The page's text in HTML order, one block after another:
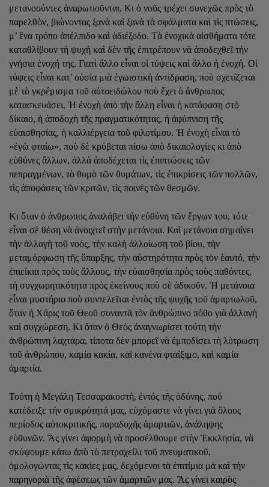
μετανοούντες ἀναρωτιοῦνται. Κι ὁ νοῦς τρέχει συνεχῶς πρὸς τὸ
παρελθὸν, βιώνοντας ξανὰ καὶ ξανὰ τὰ σφάλματα καὶ τὶς πτώσεις,
μ’ ἕνα τρόπο ἀπέλπιδο καὶ ἀδιέξοδο. Τὰ ἐνοχικὰ αἰσθήματα τότε
καταθλίβουν τὴ ψυχὴ καὶ δὲν τῆς ἐπιτρέπουν νὰ ἀποδεχθεῖ τὴν
γνήσια ἐνοχή της. Γιατὶ ἄλλο εἶναι οἱ τύψεις καὶ ἄλλο ἡ ἐνοχὴ. Οἱ
τύψεις εἶναι κατ’ οὐσία μιὰ ἐγωιστικὴ ἀντίδραση, ποὺ σχετίζεται
μὲ τὸ γκρέμισμα τοῦ αὐτοειδώλου ποὺ ἔχει ὁ ἄνθρωπος
κατασκευάσει. Ἡ ἐνοχὴ ἀπὸ τὴν ἄλλη εἶναι ἡ κατάφαση στὸ
δίκαιο, ἡ ἀποδοχὴ τῆς πραγματικότητας, ἡ ἀφύπνιση τῆς
εὐαισθησίας, ἡ καλλιέργεια τοῦ φιλοτίμου. Ἡ ἐνοχὴ εἶναι τὸ
«ἐγὼ φταίω», ποὺ δὲ κρύβεται πίσω ἀπὸ δικαιολογίες κι ἀπὸ
εὐθύνες ἄλλων, ἀλλὰ ἀποδέχεται τὶς ἐπιπτώσεις τῶν
πεπραγμένων, τὸ θυμὸ τῶν θυμάτων, τὶς ἐπικρίσεις τῶν πολλῶν,
τὶς ἀποφάσεις τῶν κριτῶν, τὶς ποινὲς τῶν θεσμῶν.
Κι ὅταν ὁ ἀνθρωπος ἀναλάβει τὴν εὐθύνη τῶν ἔργων του, τότε
εἶναι σὲ θέση νὰ ἀνοιχτεῖ στὴν μετάνοια. Καὶ μετάνοια σημαίνει
τὴν ἀλλαγὴ τοῦ νοός, τὴν καλὴ ἀλλοίωση τοῦ βίου, τὴν
μεταμόρφωση τῆς ὕπαρξης, τὴν αὐστηρότητα πρὸς τὸν ἑαυτό, τὴν
ἐπιείκια πρὸς τοὺς ἄλλους, τὴν εὐαισθησία πρὸς τοὺς παθόντες,
τὴ συγχωρητικότητα πρὸς ἐκείνους ποὺ σὲ ἀδικοῦν. Ἡ μετάνοια
εἶναι μυστήριο ποὺ συντελεῖται ἐντὸς τῆς ψυχῆς τοῦ ἁμαρτωλοῦ,
ὅταν ἡ Χάρις τοῦ Θεοῦ συναντᾶ τὸν ἀνθρώπινο πόθο γιὰ ἀλλαγὴ
καὶ συγχώρεση. Κι ὅταν ὁ Θεὸς ἀναγνωρίσει τούτη τὴν
ἀνθρώπινη λαχτάρα, τίποτα δὲν μπορεῖ νὰ ἐμποδίσει τὴ λύτρωση
τοῦ ἀνθρώπου, καμία κακία, καὶ κανένα φταίξιμο, καὶ καμία
ἁμαρτία.
Τούτη ἡ Μεγάλη Τεσσαρακοστὴ, ἐντός τῆς ὀδύνης, πού
κατέδειξε τήν σμικρότητά μας, εὐχόμαστε νὰ γίνει γιὰ ὅλους
περίοδος αὐτοκριτικῆς, παραδοχῆς ἁμαρτιῶν, ἀνάληψης
εὐθυνῶν. Ἄς γίνει ἀφορμὴ νὰ προσέλθουμε στὴν Ἐκκλησία, νὰ
σκύψουμε κάτω ἀπὸ τὸ πετραχείλι τοῦ πνευματικοῦ,
ὁμολογώντας τὶς κακίες μας, δεχόμενοι τὰ ἐπιτίμια μὰ καὶ τὴν
παρηγοριὰ τῆς ἀφέσεως τῶν ἁμαρτιῶν μας. Ἂς γίνει καιρὸς